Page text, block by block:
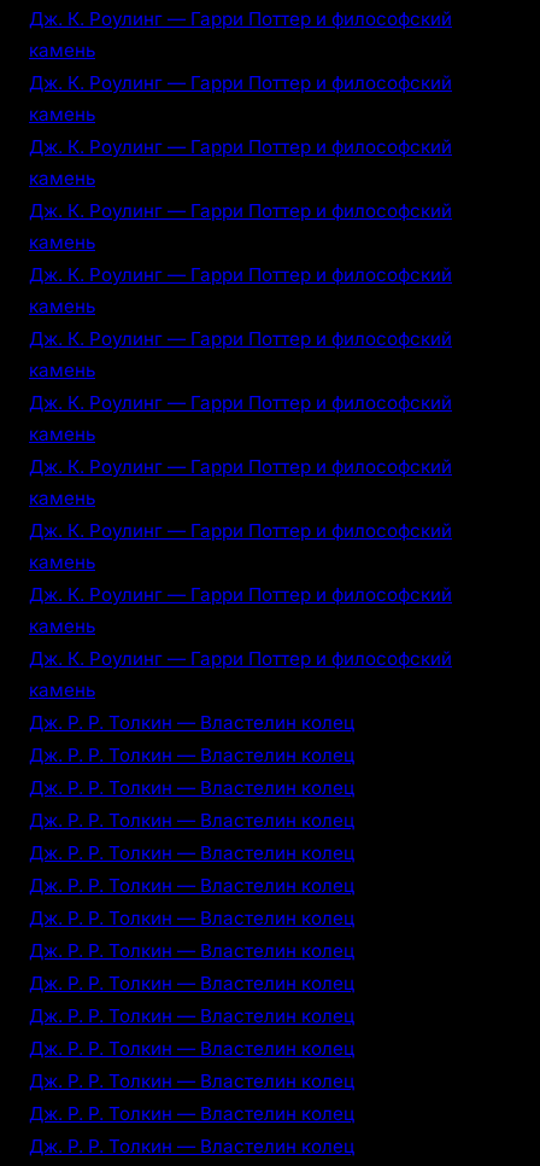
Дж. К. Роулинг — Гарри Поттер и философский
камень
Дж. К. Роулинг — Гарри Поттер и философский
камень
Дж. К. Роулинг — Гарри Поттер и философский
камень
Дж. К. Роулинг — Гарри Поттер и философский
камень
Дж. К. Роулинг — Гарри Поттер и философский
камень
Дж. К. Роулинг — Гарри Поттер и философский
камень
Дж. К. Роулинг — Гарри Поттер и философский
камень
Дж. К. Роулинг — Гарри Поттер и философский
камень
Дж. К. Роулинг — Гарри Поттер и философский
камень
Дж. К. Роулинг — Гарри Поттер и философский
камень
Дж. К. Роулинг — Гарри Поттер и философский
камень
Дж. Р. Р. Толкин — Властелин колец
Дж. Р. Р. Толкин — Властелин колец
Дж. Р. Р. Толкин — Властелин колец
Дж. Р. Р. Толкин — Властелин колец
Дж. Р. Р. Толкин — Властелин колец
Дж. Р. Р. Толкин — Властелин колец
Дж. Р. Р. Толкин — Властелин колец
Дж. Р. Р. Толкин — Властелин колец
Дж. Р. Р. Толкин — Властелин колец
Дж. Р. Р. Толкин — Властелин колец
Дж. Р. Р. Толкин — Властелин колец
Дж. Р. Р. Толкин — Властелин колец
Дж. Р. Р. Толкин — Властелин колец
Дж. Р. Р. Толкин — Властелин колец